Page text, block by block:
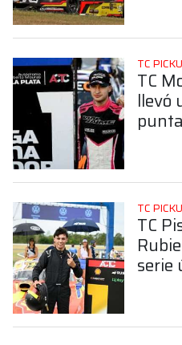
TC
TC
llevó
TC
TC
serie